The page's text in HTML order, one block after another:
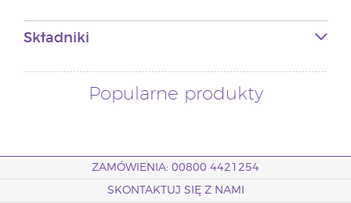
Składniki
Popularne produkty
ZAMÓWIENIA: 00800 4421254
SKONTAKTUJ SIĘ Z NAMI